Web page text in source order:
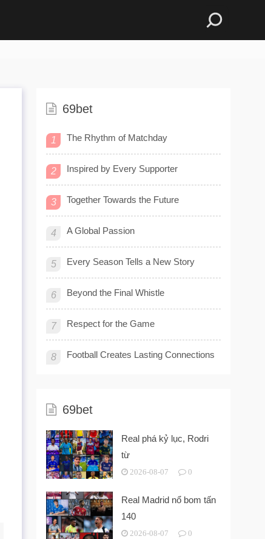
69bet
1 The Rhythm of Matchday
2 Inspired by Every Supporter
3 Together Towards the Future
4 A Global Passion
5 Every Season Tells a New Story
6 Beyond the Final Whistle
7 Respect for the Game
8 Football Creates Lasting Connections
69bet
Real phá kỷ lục, Rodri
từ
2026-08-07 0
Real Madrid nổ bom tấn
140
2026-08-07 0